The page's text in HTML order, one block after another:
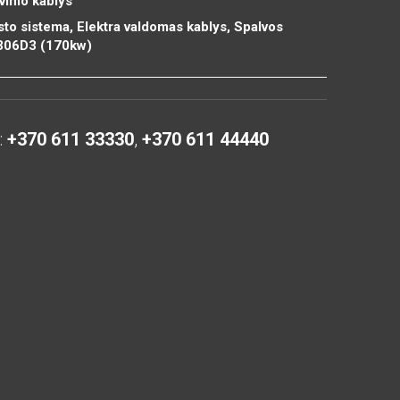
sistema, Elektra valdomas kablys, Spalvos
(170kw)
+370 611 33330, +370 611 44440